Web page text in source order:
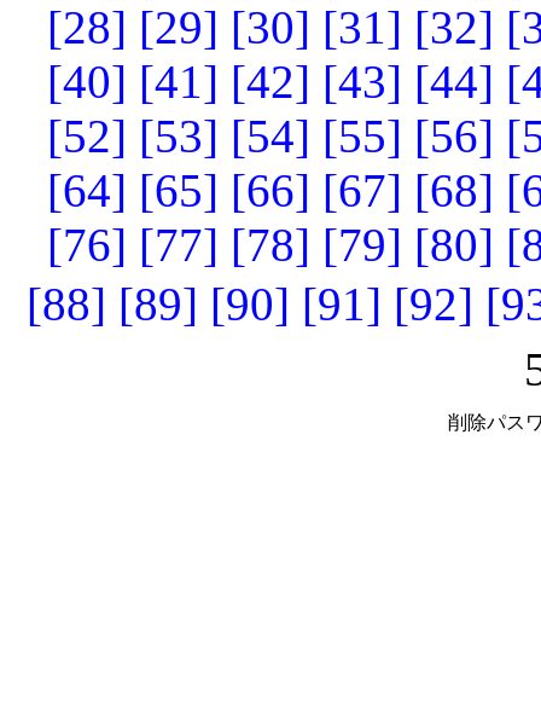
[28] [29] [30] [31] [32]
[40] [41] [42] [43] [44]
[52] [53] [54] [55] [56]
[64] [65] [66] [67] [68]
[76] [77] [78] [79] [80]
[88] [89] [90] [91] [92]
削除パス